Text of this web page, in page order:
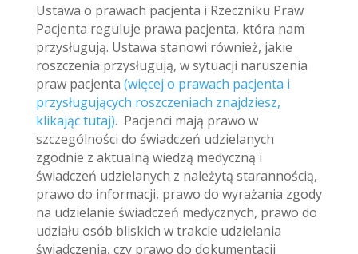
Ustawa o prawach pacjenta i Rzeczniku Praw
Pacjenta reguluje prawa pacjenta, która nam
przysługują. Ustawa stanowi również, jakie
roszczenia przysługują, w sytuacji naruszenia
praw pacjenta (więcej o prawach pacjenta i
przysługujących roszczeniach znajdziesz,
klikając tutaj). Pacjenci mają prawo w
szczególności do świadczeń udzielanych
zgodnie z aktualną wiedzą medyczną i
świadczeń udzielanych z należytą starannością,
prawo do informacji, prawo do wyrażania zgody
na udzielanie świadczeń medycznych, prawo do
udziału osób bliskich w trakcie udzielania
świadczenia, czy prawo do dokumentacji